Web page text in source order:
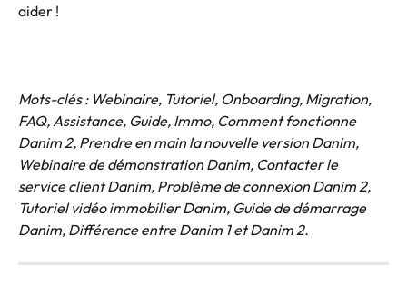
aider !
Mots-clés : Webinaire, Tutoriel, Onboarding, Migration,
FAQ, Assistance, Guide, Immo, Comment fonctionne
Danim 2, Prendre en main la nouvelle version Danim,
Webinaire de démonstration Danim, Contacter le
service client Danim, Problème de connexion Danim 2,
Tutoriel vidéo immobilier Danim, Guide de démarrage
Danim, Différence entre Danim 1 et Danim 2.